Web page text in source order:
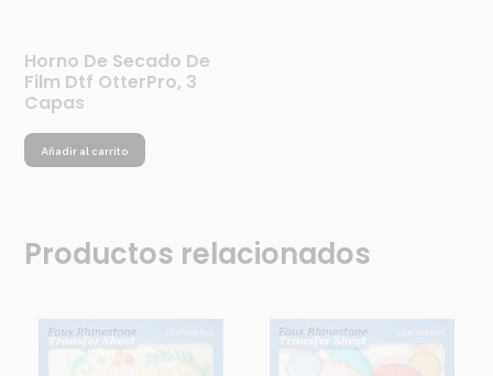
Horno De Secado De
Film Dtf OtterPro, 3
Capas
Añadir al carrito
Productos relacionados